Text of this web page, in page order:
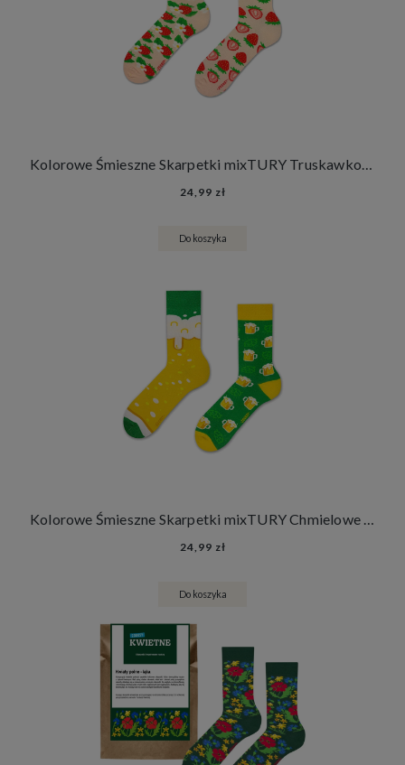
Kolorowe Śmieszne Skarpetki mixTURY Truskawkowe Damskie Męskie Długie Truskawki Owoce
24,99 zł
Do koszyka
Kolorowe Śmieszne Skarpetki mixTURY Chmielowe Damskie Męskie Długie
24,99 zł
Do koszyka